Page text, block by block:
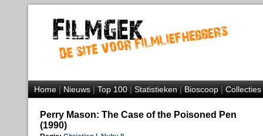
Home|Nieuws|Top 100|Statistieken|Bioscoop|Collecties
Perry Mason: The Case of the Poisoned Pen
(1990)